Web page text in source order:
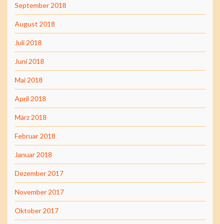
September 2018
August 2018
Juli 2018
Juni 2018
Mai 2018
April 2018
März 2018
Februar 2018
Januar 2018
Dezember 2017
November 2017
Oktober 2017